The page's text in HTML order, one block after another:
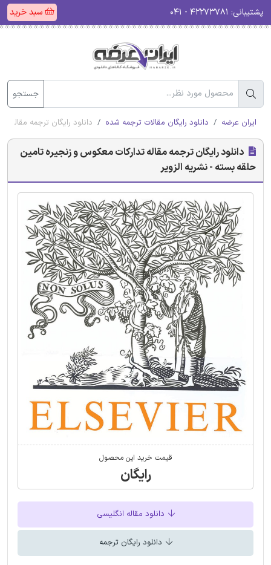
پشتیبانی: سبد خرید
جستجو
ایران عرضه دانلود رایگان مقالات ترجمه شده دانلود رایگان ترجمه
دانلود رایگان ترجمه مقاله تدارکات معکوس و زنجیره‌ تامین
حلقه بسته - نشریه الزویر
قیمت خرید این محصول
رایگان
دانلود مقاله انگلیسی
دانلود رایگان ترجمه